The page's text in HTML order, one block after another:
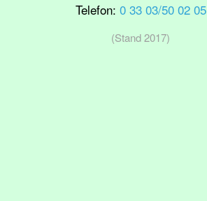
Telefon: 0 33 03/50 02 05
(Stand 2017)